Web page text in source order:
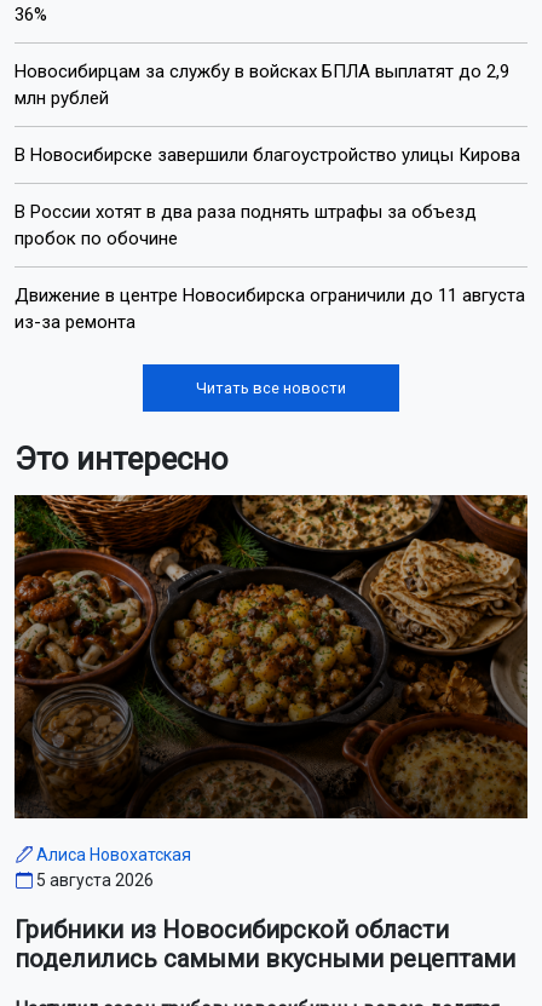
36%
Новосибирцам за службу в войсках БПЛА выплатят до 2,9
млн рублей
В Новосибирске завершили благоустройство улицы Кирова
В России хотят в два раза поднять штрафы за объезд
пробок по обочине
Движение в центре Новосибирска ограничили до 11 августа
из-за ремонта
Читать все новости
Это интересно
Алиса Новохатская
5 августа 2026
Грибники из Новосибирской области
поделились самыми вкусными рецептами